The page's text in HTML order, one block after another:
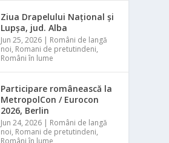
Ziua Drapelului Național și
Lupșa, jud. Alba
Jun 25, 2026 | Români de langă
noi, Romani de pretutindeni,
Români în lume
Participare românească la
MetropolCon / Eurocon
2026, Berlin
Jun 24, 2026 | Români de langă
noi, Romani de pretutindeni,